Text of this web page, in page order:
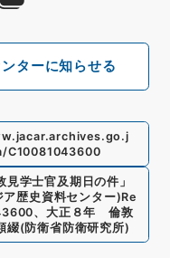
ターに知らせる
C10081043600
見学士官及期日の件 」
歴史資料センター)Re
、 大正８年 倫敦
綴(防衛省防衛研究所)